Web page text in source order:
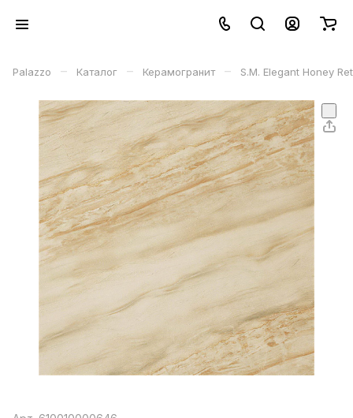
Palazzo – Каталог – Керамогранит – S.M. Elegant Honey